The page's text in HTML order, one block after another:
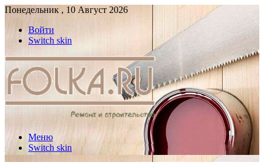
Понедельник , 10 Август 2026
Войти
Switch skin
Меню
Switch skin